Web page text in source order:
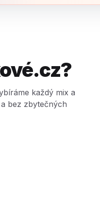
každý mix a
bez zbytečných